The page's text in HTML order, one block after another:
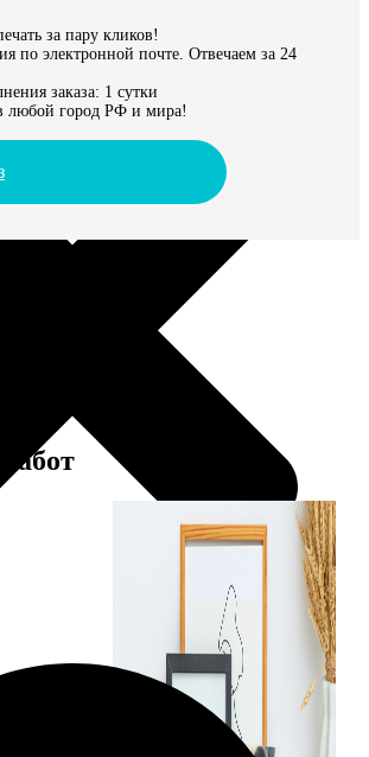
за пару кликов!
по электронной почте. Отвечаем за 24
заказа: 1 сутки
любой город РФ и мира!
цены